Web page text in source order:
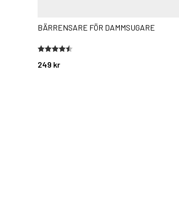
BÄRRENSARE FÖR DAMMSUGARE
249 kr
Betyg:
4.7 utav 5 stjärnor